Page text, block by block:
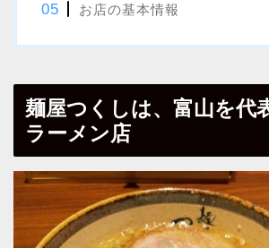
お店の基本情報
麺屋つくしは、富山を代
ラーメン店